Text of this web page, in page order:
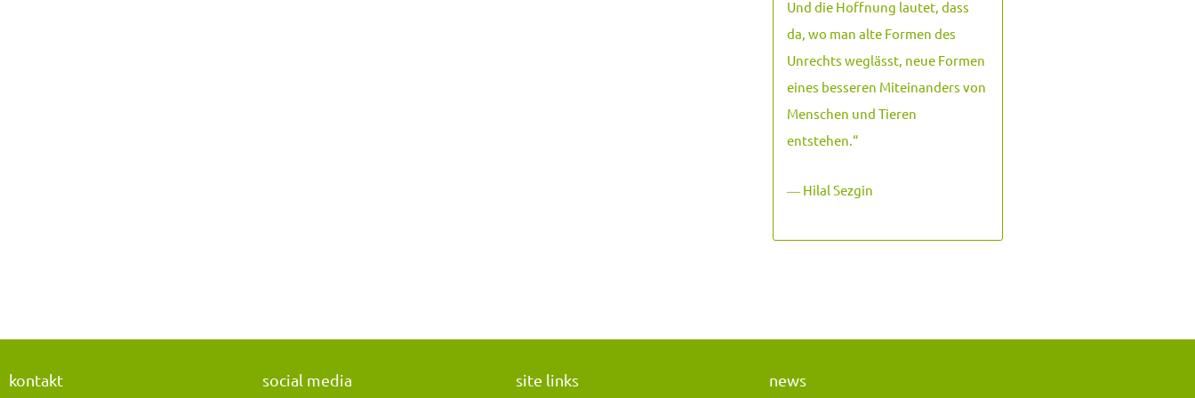
Und die Hoffnung lautet, dass
da, wo man alte Formen des
Unrechts weglässt, neue Formen
eines besseren Miteinanders von
Menschen und Tieren
entstehen. “
― Hilal Sezgin
kontakt social media site links news